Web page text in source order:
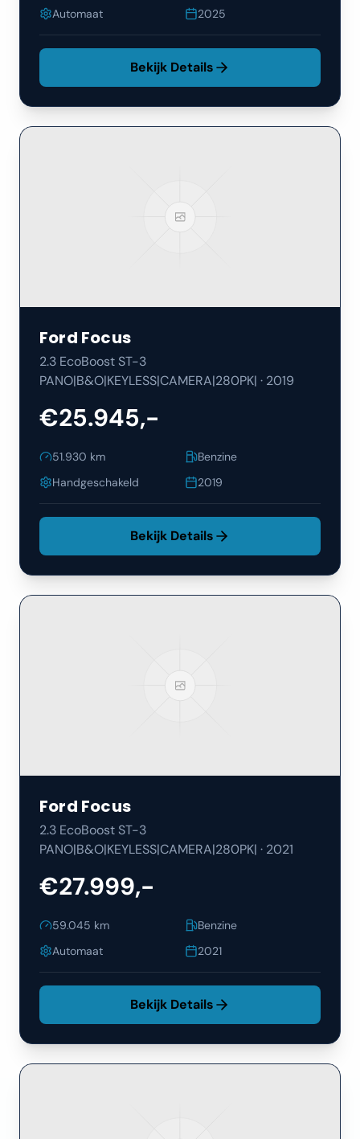
Automaat 2025
Bekijk Details
Ford Focus
2.3 EcoBoost ST-3
PANO|B&O|KEYLESS|CAMERA|280PK| · 2019
€25.945,-
51.930 km
Benzine
Handgeschakeld
2019
Bekijk Details
Ford Focus
2.3 EcoBoost ST-3
PANO|B&O|KEYLESS|CAMERA|280PK| · 2021
€27.999,-
59.045 km
Benzine
Automaat
2021
Bekijk Details